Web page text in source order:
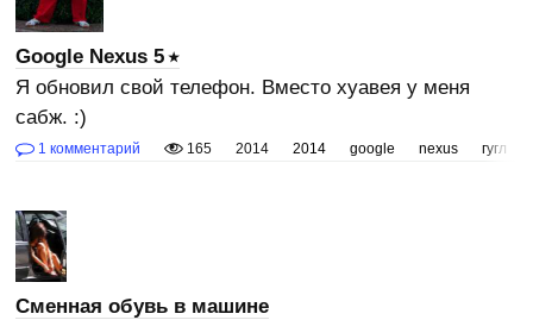
Google Nexus 5
Я обновил свой телефон. Вместо хуавея у меня
сабж. :)
1 комментарий 165 2014 2014 google nexus гугл
Сменная обувь в машине